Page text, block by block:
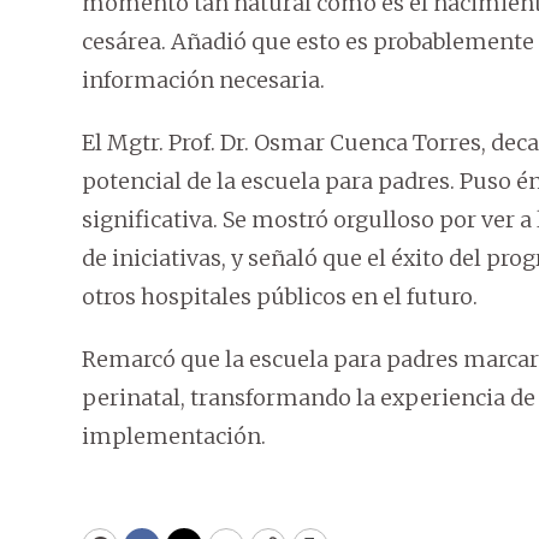
cesárea. Añadió que esto es
información necesaria.
El Mgtr. Prof. Dr. Osmar Cuenca Torres,
potencial de la escuela para padres. Puso
significativa. Se mostró orgulloso por ver a
de iniciativas, y señaló que el éxito del
otros hospitales públicos en el futuro.
Remarcó que la escuela para padres
perinatal, transformando la experiencia
implementación.